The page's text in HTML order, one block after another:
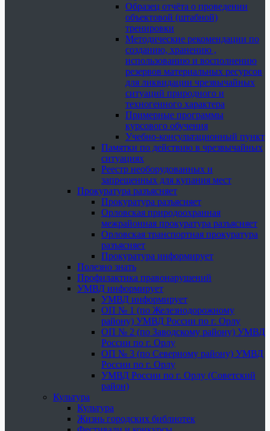
Образец отчёта о проведении
объектовой (штабной)
тренировки
Методические рекомендации по
созданию, хранению ,
использованию и восполнению
резервов материальных ресурсов
для ликвидации чрезвычайных
ситуаций природного и
техногенного характера
Примерные программы
курсового обучения
Учебно-консультационный пункт
Памятки по действию в чрезвычайных
ситуациях
Реестр необорудованных и
запрещенных для купания мест
Прокуратура разъясняет
Прокуратура разъясняет
Орловская природоохранная
межрайонная прокуратура разъясняет
Орловская транспортная прокуратура
разъясняет
Прокуратура информирует
Полезно знать
Профилактика правонарушений
УМВД информирует
УМВД информирует
ОП № 1 (по Железнодорожному
району) УМВД России по г. Орлу
ОП № 2 (по Заводскому району) УМВД
России по г. Орлу
ОП № 3 (по Северному району) УМВД
России по г. Орлу
УМВД России по г. Орлу (Советский
район)
Культура
Культура
Жизнь городских библиотек